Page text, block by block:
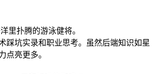
里扑腾的游泳健将。
踩坑实录和职业思考。虽然后端知识如星
点亮更多。